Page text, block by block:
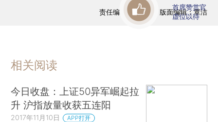
责任编辑：曹文姣 | 版面编辑：覃洁
首席赞赏官
虚位以待
相关阅读
今日收盘：上证50异军崛起拉
升 沪指放量收获五连阳
2017年11月10日 APP打开